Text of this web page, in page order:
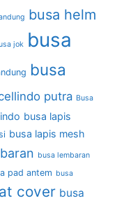
busa helm
jok busa
busa
putra Busa
busa lapis
busa lapis mesh
busa lembaran
pad antem busa
cover busa